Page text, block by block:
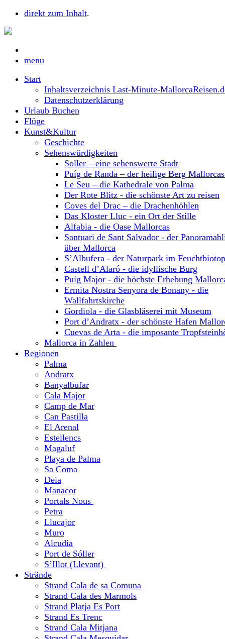
direkt zum Inhalt.
menu
Start
Inhaltsverzeichnis Last-Minute-
Datenschutzerklärung
Urlaub Buchen
Flüge
Kunst&Kultur
Geschichte
Sehenswürdigkeiten
Soller – eine sehenswerte Stadt
Puíg de Randa – der heilige Berg
Le Seu – die Kathedrale von Palma
Der Rote Blitz - die schönste Art zu reisen
Coves del Drac – die Drachenhöhlen
Das Kloster Lluc - ein Ort der Stille
Alfabia - die Oase Mallorcas
Santuari de Sant Salvador - der
über Mallorca
S’Albufera - der Naturpark im Feuchtbiotop
Castell d’Alaró - die idyllische Burg
Puíg Major - die höchste Erhebung
Ermita Nostra Senyora de Bonany - die
Wallfahrtskirche
Gordiola - die Glasbläserei mit Museum
Port d’Andratx - der schönste Hafen
Cuevas de Arta - die imposante
Mallorca in Zahlen
Regionen
Palma
Andratx
Banyalbufar
Cala Major
Camp de Mar
Can Pastilla
El Arenal
Estellencs
Magaluf
Playa de Palma
Sa Coma
Deia
Manacor
Portals Nous
Petra
Llucajor
Muro
Alcudia
Port de Sóller
S’Illot (Llevant)
Strände
Strand Cala de sa Comuna
Strand Cala des Marmols
Strand Platja Es Port
Strand Es Trenc
Strand Cala Mitjana